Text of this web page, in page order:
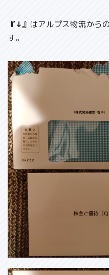
『↓』 はアルプス物流から
す。